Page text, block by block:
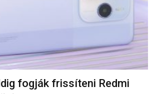
fogják frissíteni Redmi